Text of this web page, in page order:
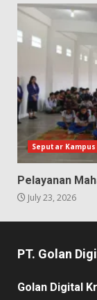
Seputar Kampus
Pelayanan
July 23, 2026
PT. Golan
Golan Digital